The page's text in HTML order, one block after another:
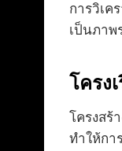
การวิเค
เป็นภาพ
โครง
โครงสร้
ทำให้กา